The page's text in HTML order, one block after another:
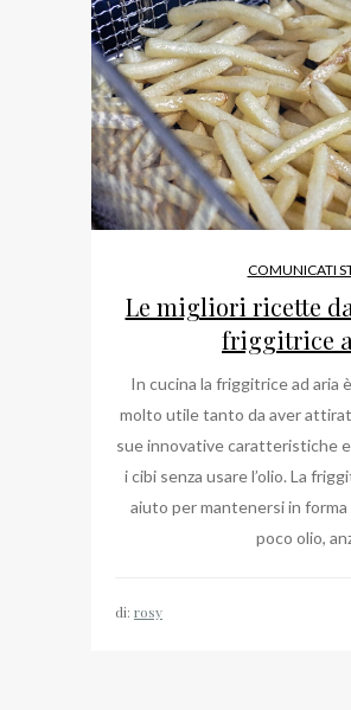
COMUNICATI
Le migliori ricette
friggitrice
In cucina la friggitrice ad aria
molto utile tanto da aver
sue innovative caratteristiche
i cibi senza usare l’olio. La
aiuto per mantenersi in
poco olio,
di: rosy